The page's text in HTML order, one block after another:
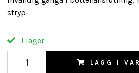
stryp-
I lager
LÄGG I